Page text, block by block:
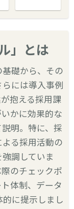
」とは
礎から、その
には導入事例
抱える採用課
かに効果的な
明。特に、採
る採用活動の
調していま
のチェックポ
体制、データ
に提示しまし